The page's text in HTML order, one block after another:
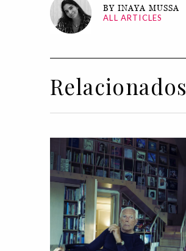
BY INAYA MUSSA
ALL ARTICLES
Relacionados